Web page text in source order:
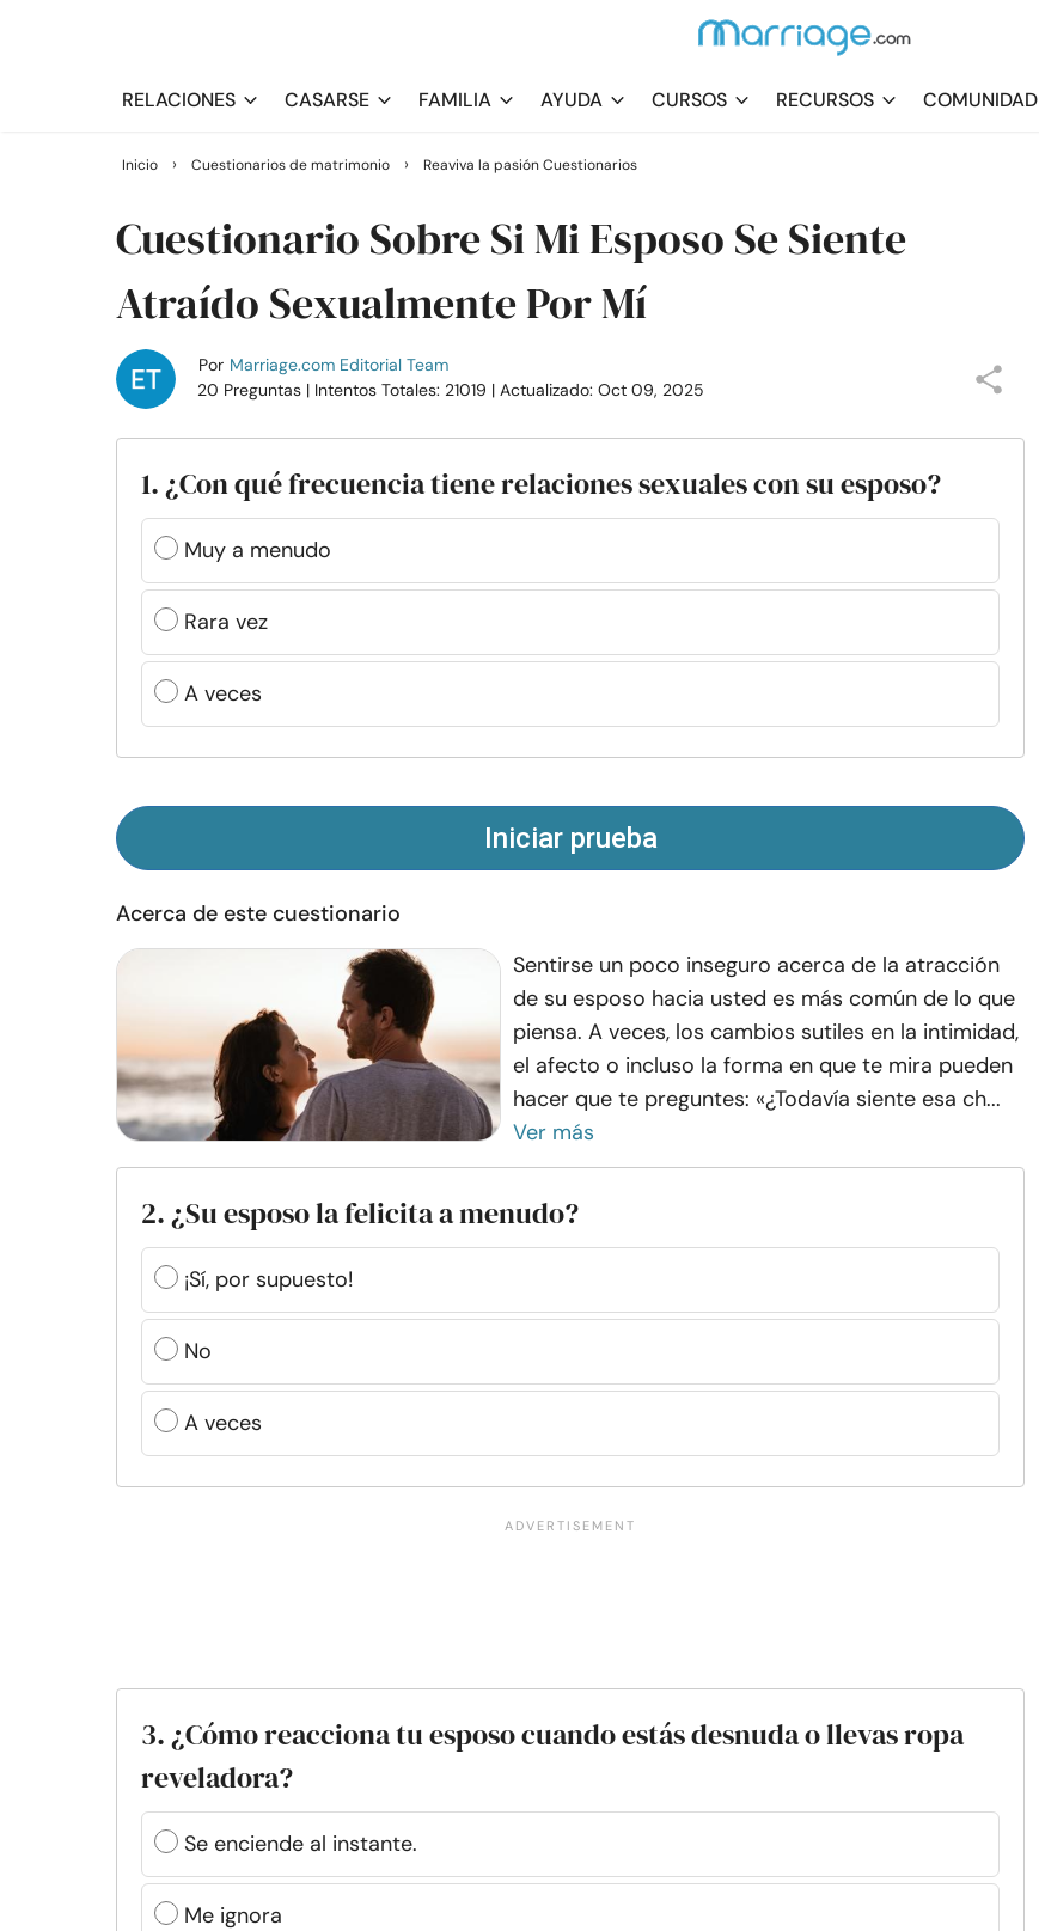
RELACIONES CASARSE FAMILIA AYUDA CURSOS RECURSOS COMUNIDAD
Inicio › Cuestionarios de matrimonio › Reaviva la pasión Cuestionarios
Cuestionario Sobre Si Mi Esposo Se Siente
Atraído Sexualmente Por Mí
Por Marriage.com Editorial Team
20 Preguntas | Intentos Totales: 21019 | Actualizado: Oct 09, 2025
1. ¿Con qué frecuencia tiene relaciones sexuales con su esposo?
Muy a menudo
Rara vez
A veces
Iniciar prueba
Acerca de este cuestionario
Sentirse un poco inseguro acerca de la atracción
de su esposo hacia usted es más común de lo que
piensa. A veces, los cambios sutiles en la intimidad,
el afecto o incluso la forma en que te mira pueden
hacer que te preguntes: «¿Todavía siente esa ch...
Ver más
2. ¿Su esposo la felicita a menudo?
¡Sí, por supuesto!
No
A veces
3. ¿Cómo reacciona tu esposo cuando estás desnuda o llevas ropa
reveladora?
Se enciende al instante.
Me ignora